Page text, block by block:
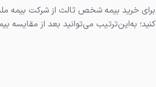
برای خرید بیمه شخص ثالث از شرکت بیمه
کنید؛ به‌این‌ترتیب می‌توانید بعد از